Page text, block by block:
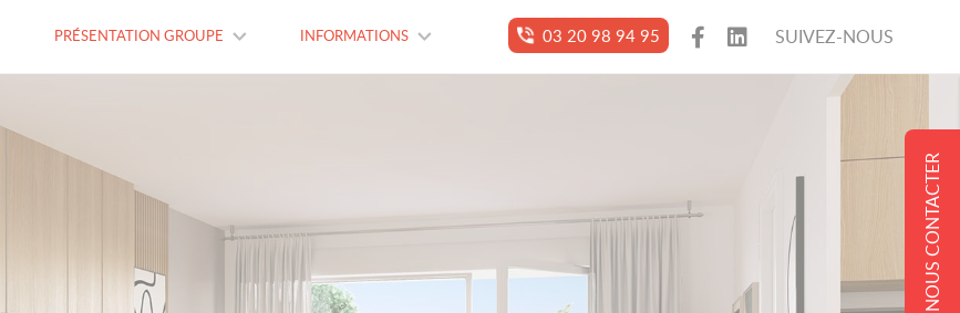
PRÉSENTATION GROUPE INFORMATIONS 03 20 98 94 95 SUIVEZ-NOUS
NOUS CONTACTER